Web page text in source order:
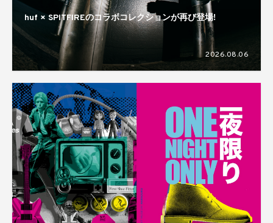
huf × SPITFIREのコラボコレクションが再び登場!
2026.08.06